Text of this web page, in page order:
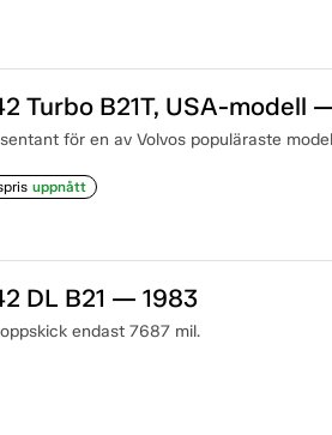
Turbo B21T, USA-modell
för en av Volvos populäraste
uppnått
DL B21 — 1983
endast 7687 mil.